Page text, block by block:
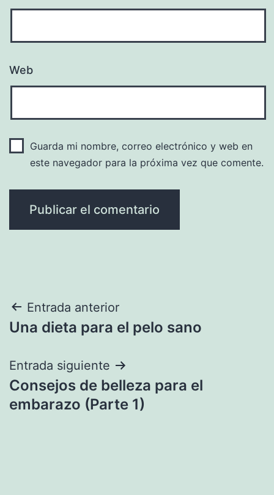
Web
Guarda mi nombre, correo electrónico y web en
este navegador para la próxima vez que comente.
Navegación
de
entradas
Entrada anterior
Una dieta para el pelo sano
Entrada siguiente
Consejos de belleza para el
embarazo (Parte 1)